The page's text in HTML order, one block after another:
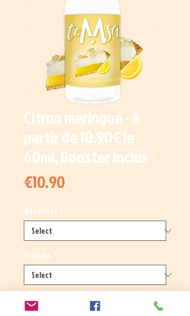
Citron meringué - à
partir de 10.90€ le
60ml, Booster inclus
€10.90Price
Quantités *
Nicotine *
Quantity